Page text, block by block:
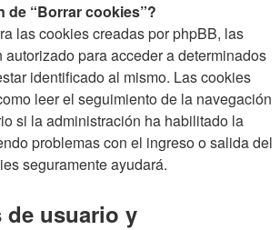
de “Borrar cookies”?
las cookies creadas por phpBB, las
para acceder a determinados
identificado al mismo. Las cookies
leer el seguimiento de la navegación
si la administración ha habilitado la
problemas con el ingreso o salida del
seguramente ayudará.
de usuario y